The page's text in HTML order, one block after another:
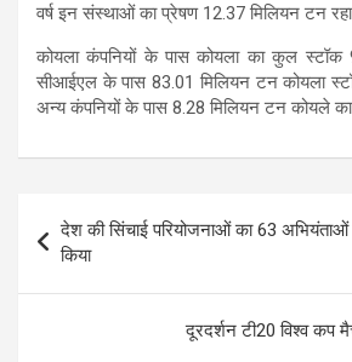
वर्ष इन संस्‍थाओं का प्रेषण 12.37 मिलियन टन
कोयला कंपनियों के पास कोयला का कुल स्टॉक
सीआईएल के पास 83.01 मिलियन टन कोयला
अन्य कंपनियों के पास 8.28 मिलियन टन कोयले
Post
navigation
देश की सिंचाई परियोजनाओं का 63 अभियंताओं
किया
दूरदर्शन टी20 विश्व कप